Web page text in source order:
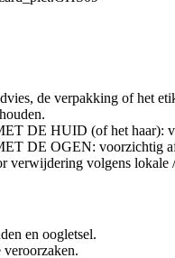
de verpakking of het
DE HUID (of het haar):
DE OGEN: voorzichtig
verwijdering volgens lokale
en oogletsel.